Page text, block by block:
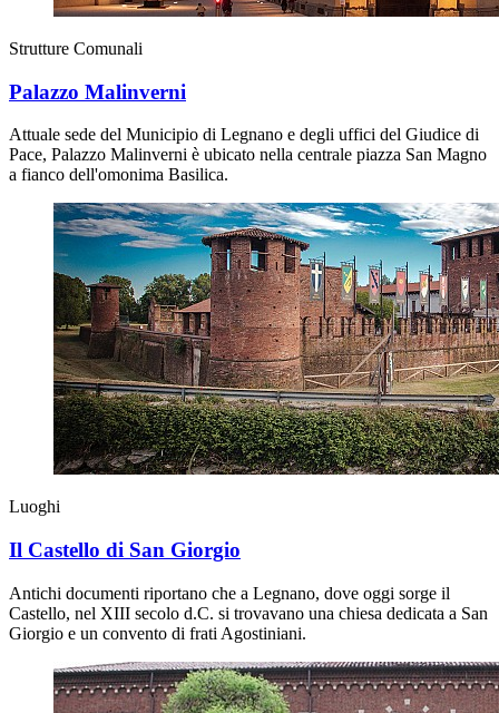
Strutture Comunali
Palazzo Malinverni
Attuale sede del Municipio di Legnano e degli uffici del Giudice di
Pace, Palazzo Malinverni è ubicato nella centrale piazza San Magno
a fianco dell'omonima Basilica.
Luoghi
Il Castello di San Giorgio
Antichi documenti riportano che a Legnano, dove oggi sorge il
Castello, nel XIII secolo d.C. si trovavano una chiesa dedicata a San
Giorgio e un convento di frati Agostiniani.